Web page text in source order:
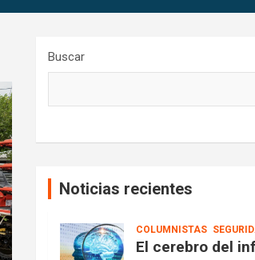
Buscar
Noticias recientes
COLUMNISTAS
El cerebro del